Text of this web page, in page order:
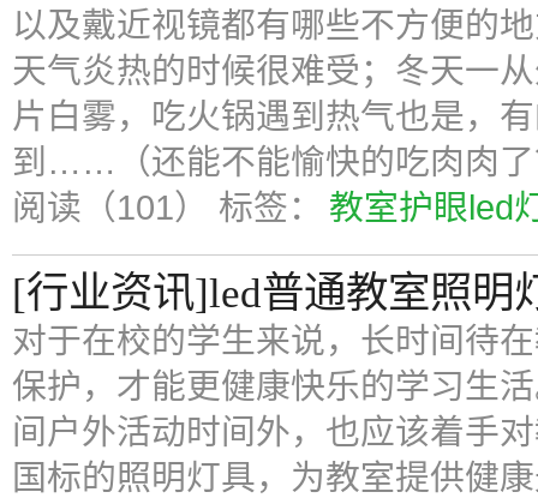
以及戴近视镜都有哪些不方便的
天气炎热的时候很难受；冬天一
片白雾，吃火锅遇到热气也是，
到……（还能不能愉快的吃肉肉
阅读（101） 标签： 教室护眼led
[行业资讯]led普通教室照明
对于在校的学生来说，长时间待
保护，才能更健康快乐的学习生
间户外活动时间外，也应该着手
国标的照明灯具，为教室提供健